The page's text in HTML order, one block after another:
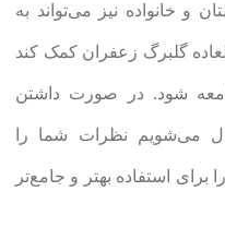
و خانواده نیز می‌تواند به
گلبرگ زعفران کمک کند
شود. در صورت داشتن
می‌شویم نظرات شما را
برای استفاده بهتر و جامع‌تر